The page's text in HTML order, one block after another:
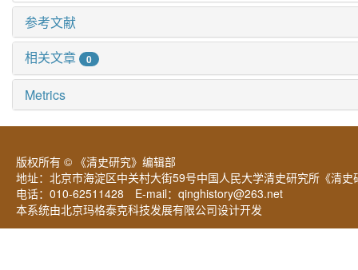
参考文献
相关文章
0
Metrics
版权所有 © 《清史研究》编辑部
地址：北京市海淀区中关村大街59号中国人民大学清史研究所《
电话：010-62511428 E-mail： qinghistory@263.net
本系统由北京玛格泰克科技发展有限公司设计开发